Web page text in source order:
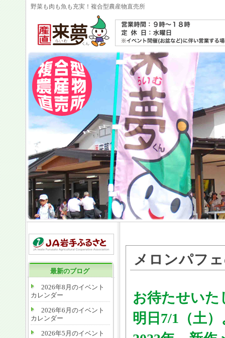
野菜も肉も魚も充実！複合型農産物直売所
最新のブログ
2026年8月のイベント
カレンダー
2026年6月のイベント
カレンダー
2026年5月のイベント
メロンパフ
お待たせいた
明日7/1（土